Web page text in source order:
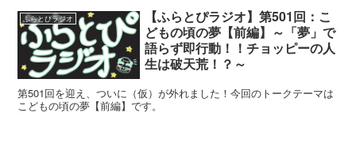
ふらとぴラジオ
【ふらとぴラジオ】第501回：こ
どもの頃の夢【前編】～「夢」で
語らず即行動！！チョッピーの人
生は破天荒！？～
第501回を迎え、ついに（仮）が外れました！今回のトークテーマは
こどもの頃の夢【前編】です。